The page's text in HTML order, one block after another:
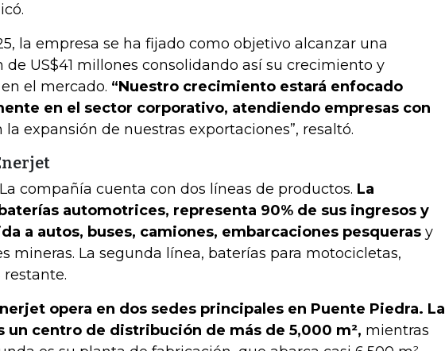
la empresa se ha fijado como objetivo alcanzar una
de US$41 millones consolidando así su crecimiento y
el mercado. “Nuestro crecimiento estará enfocado
en el sector corporativo, atendiendo empresas con
la expansión de nuestras exportaciones”, resaltó.
compañía cuenta con dos líneas de productos. La
automotrices, representa 90% de sus ingresos y
a autos, buses, camiones, embarcaciones pesqueras y
mineras. La segunda línea, baterías para motocicletas,
restante.
opera en dos sedes principales en Puente Piedra. La
un centro de distribución de más de 5,000 m², mientras